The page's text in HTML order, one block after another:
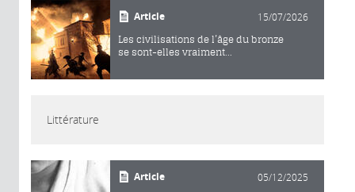
Article 15/07/2026
Les civilisations de l’âge du bronze
se sont-elles vraiment...
Littérature
Article 05/12/2025